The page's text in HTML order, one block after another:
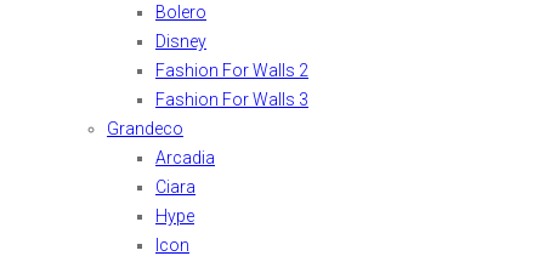
Bolero
Disney
Fashion For Walls 2
Fashion For Walls 3
Grandeco
Arcadia
Ciara
Hype
Icon